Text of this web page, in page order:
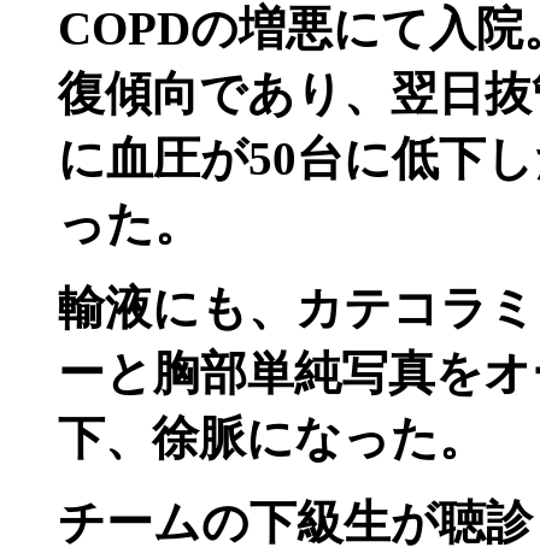
COPDの増悪にて入
復傾向であり、翌日
に血圧が50台に低下
った。
輸液にも、カテコラ
ーと胸部単純写真を
下、徐脈になった。
チームの下級生が聴